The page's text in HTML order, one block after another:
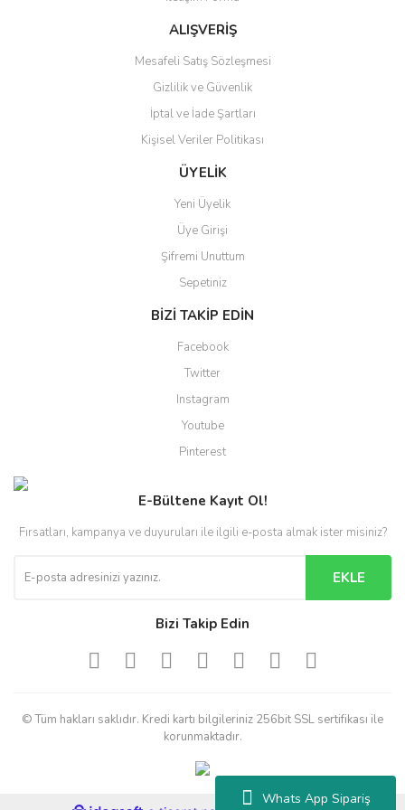
Whats App Sipariş
Bu ürüne benzer farklı alternatifler olmalı.
Gönder
ALIŞVERİŞ
Mesafeli Satış Sözleşmesi
Gizlilik ve Güvenlik
İptal ve İade Şartları
Kişisel Veriler Politikası
ÜYELİK
Yeni Üyelik
Üye Girişi
Şifremi Unuttum
Sepetiniz
BİZİ TAKİP EDİN
Facebook
Twitter
Instagram
Youtube
Pinterest
E-Bültene Kayıt Ol!
Fırsatları, kampanya ve duyuruları ile ilgili e-posta almak ister misiniz?
EKLE
Bizi Takip Edin
© Tüm hakları saklıdır. Kredi kartı bilgileriniz 256bit SSL sertifikası ile
korunmaktadır.